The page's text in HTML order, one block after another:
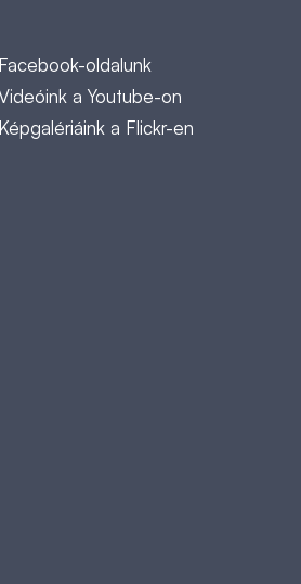
Facebook-oldalunk
a Youtube-on
Képgalériáink a Flickr-en